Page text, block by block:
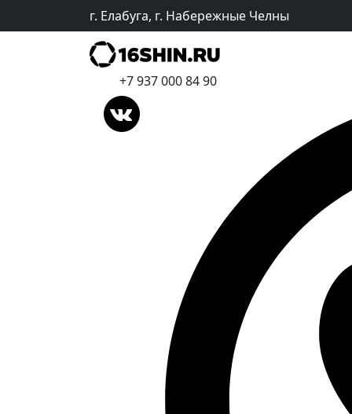
г. Елабуга, г. Набережные Челны
+7 937 000 84 90